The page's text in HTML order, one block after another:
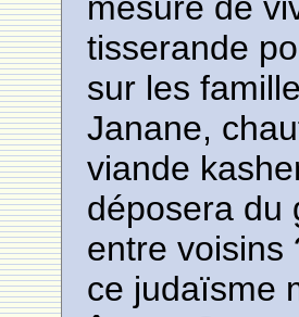
tisserande
sur les
Janane,
viande
déposera du
entre voisins
ce judaïsme